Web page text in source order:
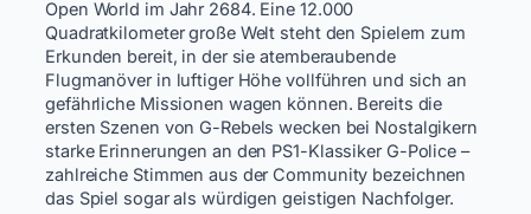
Open World im Jahr 2684. Eine 12.000
Quadratkilometer große Welt steht den Spielern zum
Erkunden bereit, in der sie atemberaubende
Flugmanöver in luftiger Höhe vollführen und sich an
gefährliche Missionen wagen können. Bereits die
ersten Szenen von G-Rebels wecken bei Nostalgikern
starke Erinnerungen an den PS1-Klassiker G-Police –
zahlreiche Stimmen aus der Community bezeichnen
das Spiel sogar als würdigen geistigen Nachfolger.